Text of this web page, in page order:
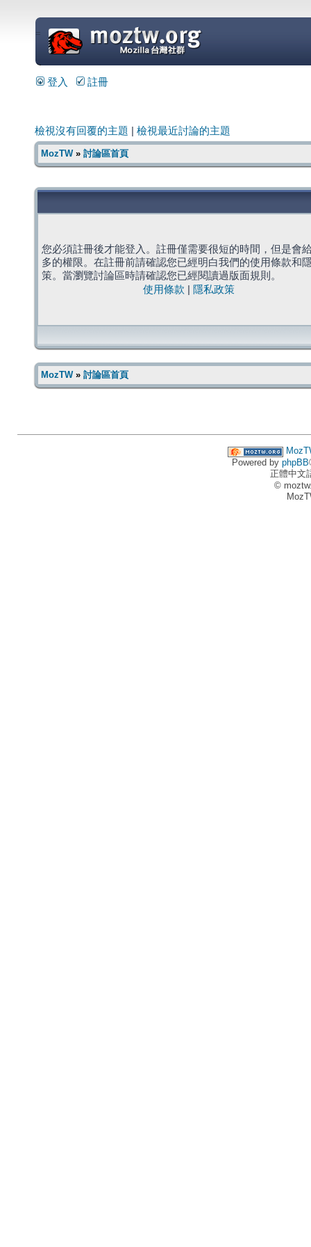
=
登入 註冊
檢視沒有回覆的主題 檢視最近討論的主題
MozTW» 討論區首頁
您必須註冊後才能登入。註冊僅需要很短的時間，但是會
多的權限。在註冊前請確認您已經明白我們的使用條款和
策。當瀏覽討論區時請確認您已經閱讀過版面規則。
使用條款
隱私政策
MozTW» 討論區首頁
Powered by phpBB
正體中文
©